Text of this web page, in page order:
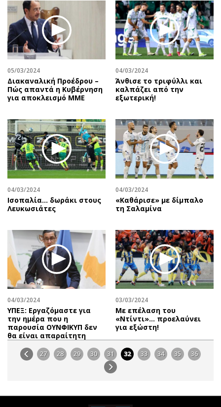
05/03/2024
Διακαναλική Προέδρου –
Πώς απαντά η Κυβέρνηση
για αποκλεισμό ΜΜΕ
04/03/2024
Άνθισε το τριφύλλι και
καλπάζει από την
εξωτερική!
04/03/2024
Ισοπαλία… δωράκι στους
Λευκωσιάτες
04/03/2024
«Καθάρισε» με δίμπαλο
τη Σαλαμίνα
04/03/2024
ΥΠΕΞ: Εργαζόμαστε για
την ημέρα που η
παρουσία ΟΥΝΦΙΚΥΠ δεν
θα είναι απαραίτητη
03/03/2024
Με επέλαση του
«Ντίντι»… προελαύνει
για εξώστη!
27 28 29 30 31 32 33 34 35 36